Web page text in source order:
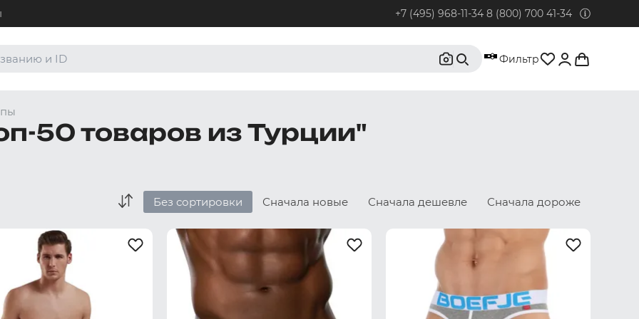
+7 (495) 968-11-34 8 (800) 700 41-34
Для абонентов из РФ, кроме Москвы и Московской области.
По любым интересующим вопросам
Фильтр
50 товаров из Турции"
Без сортировки Сначала новые Сначала дешевле Сначала дороже